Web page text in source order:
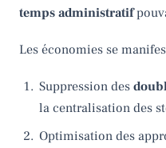
temps administratif
Les économies se
Suppression des
la centralisation des
Optimisation des